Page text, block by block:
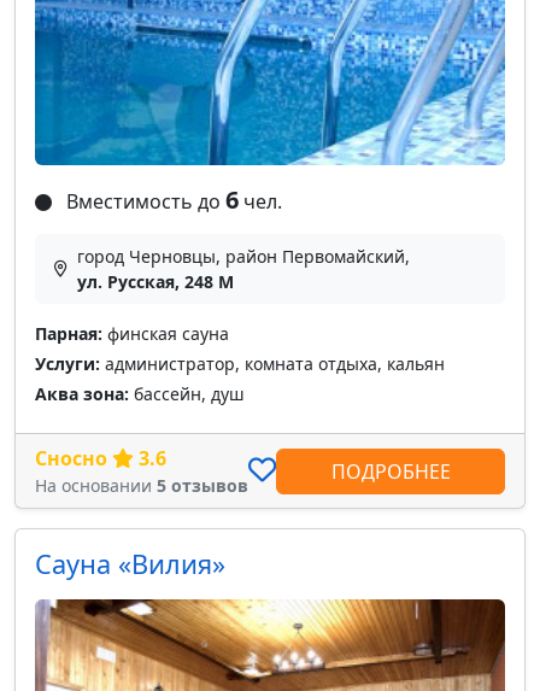
Вместимость до 6 чел.
город Черновцы, район Первомайский,
ул. Русская, 248 М
Парная: финская сауна
Услуги: администратор, комната отдыха, кальян
Аква зона: бассейн, душ
Сносно 3.6
На основании 5 отзывов
ПОДРОБНЕЕ
Сауна «Вилия»